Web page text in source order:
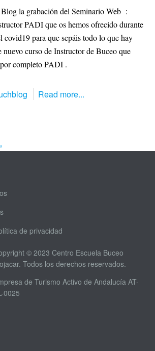
la grabación del Seminario Web :
PADI que os hemos ofrecido durante
covid19 para que sepáis todo lo que hay
nuevo curso de Instructor de Buceo que
completo PADI .
Read more...
de privacidad
© 2023 Centro Escuela Buceo
Todos los derechos reservados.
de Turismo Activo de Andalucía AT-
0025